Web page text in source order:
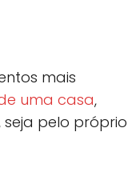
mais
uma casa,
pelo próprio